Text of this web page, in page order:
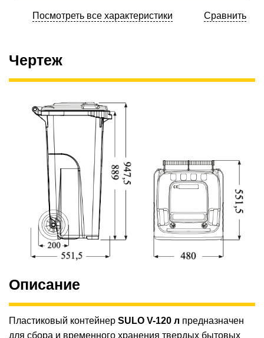
Посмотреть все характеристики Сравнить
Чертеж
Описание
Пластиковый контейнер SULO V-120 л предназначен
для сбора и временного хранения твердых бытовых